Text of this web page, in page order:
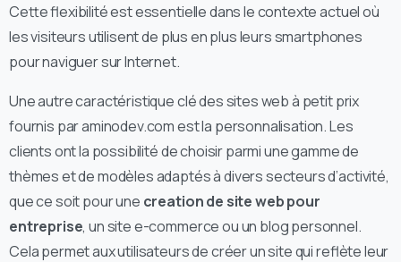
Cette flexibilité est essentielle dans le contexte actuel où
les visiteurs utilisent de plus en plus leurs smartphones
pour naviguer sur Internet.
Une autre caractéristique clé des sites web à petit prix
fournis par aminodev.com est la personnalisation. Les
clients ont la possibilité de choisir parmi une gamme de
thèmes et de modèles adaptés à divers secteurs d’activité,
que ce soit pour une creation de site web pour
entreprise, un site e-commerce ou un blog personnel.
Cela permet aux utilisateurs de créer un site qui reflète leur